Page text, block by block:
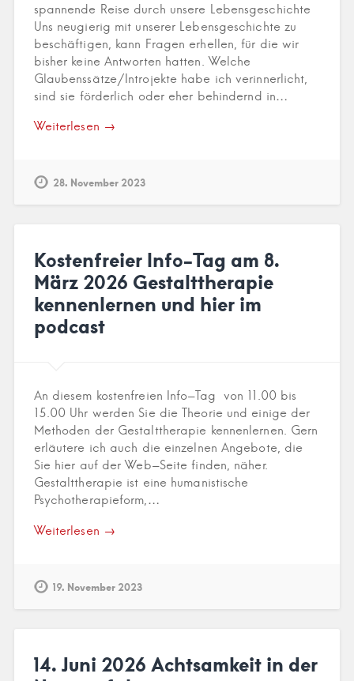
spannende Reise durch unsere Lebensgeschichte
Uns neugierig mit unserer Lebensgeschichte zu
beschäftigen, kann Fragen erhellen, für die wir
bisher keine Antworten hatten. Welche
Glaubenssätze/Introjekte habe ich verinnerlicht,
sind sie förderlich oder eher behindernd in…
Weiterlesen →
28. November 2023
Kostenfreier Info-Tag am 8.
März 2026 Gestalttherapie
kennenlernen und hier im
podcast
An diesem kostenfreien Info-Tag von 11.00 bis
15.00 Uhr werden Sie die Theorie und einige der
Methoden der Gestalttherapie kennenlernen. Gern
erläutere ich auch die einzelnen Angebote, die
Sie hier auf der Web-Seite finden, näher.
Gestalttherapie ist eine humanistische
Psychotherapieform,…
Weiterlesen →
19. November 2023
14. Juni 2026 Achtsamkeit in der